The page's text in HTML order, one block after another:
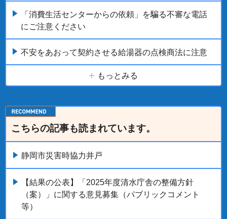
「消費生活センターからの依頼」を騙る不審な電話
にご注意ください
不安をあおって契約させる給湯器の点検商法に注意
もっとみる
こちらの記事も読まれています。
静岡市災害時協力井戸
【結果の公表】「2025年度清水庁舎の整備方針
（案）」に関する意見募集（パブリックコメント
等）